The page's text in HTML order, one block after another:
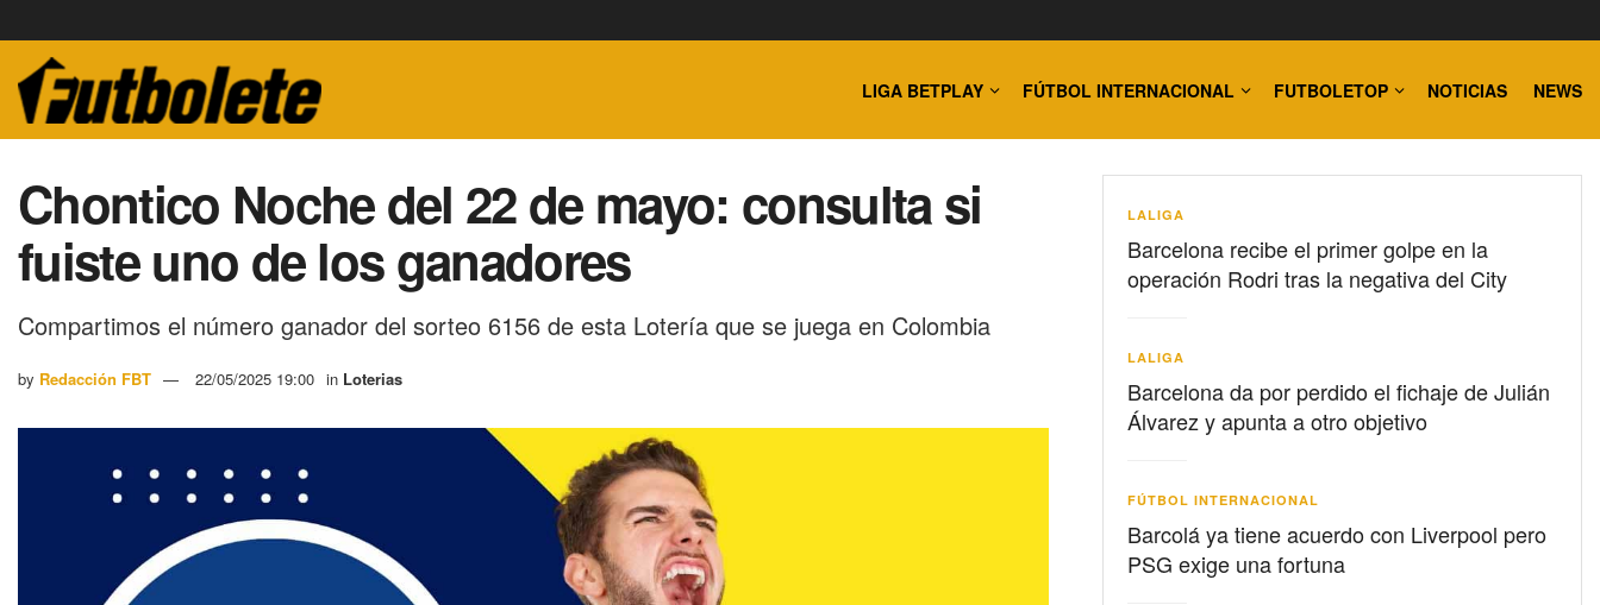
LIGA BETPLAY FÚTBOL INTERNACIONAL FUTBOLETOP NOTICIAS NEWS
Chontico Noche del 22 de mayo: consulta si
fuiste uno de los ganadores
Compartimos el número ganador del sorteo 6156 de esta Lotería que se juega en Colombia
by Redacción FBT 22/05/2025 19:00 in Loterias
LALIGA
Barcelona recibe el primer golpe en la
operación Rodri tras la negativa del City
LALIGA
Barcelona da por perdido el fichaje de Julián
Álvarez y apunta a otro objetivo
FÚTBOL INTERNACIONAL
Barcolá ya tiene acuerdo con Liverpool pero
PSG exige una fortuna